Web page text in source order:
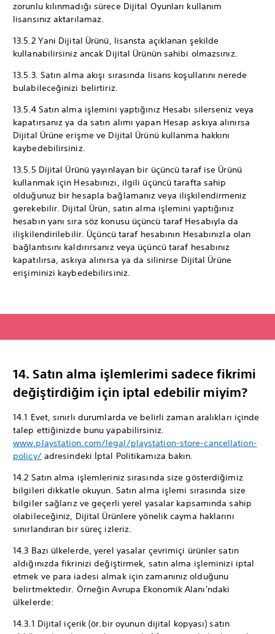
zorunlu kılınmadığı sürece Dijital Oyunları kullanım
lisansınız aktarılamaz.
13.5.2 Yani Dijital Ürünü, lisansta açıklanan şekilde
kullanabilirsiniz ancak Dijital Ürünün sahibi olmazsınız.
13.5.3. Satın alma akışı sırasında lisans koşullarını nerede
bulabileceğinizi belirtiriz.
13.5.4 Satın alma işlemini yaptığınız Hesabı silerseniz veya
kapatırsanız ya da satın alımı yapan Hesap askıya alınırsa
Dijital Ürüne erişme ve Dijital Ürünü kullanma hakkını
kaybedebilirsiniz.
13.5.5 Dijital Ürünü yayınlayan bir üçüncü taraf ise Ürünü
kullanmak için Hesabınızı, ilgili üçüncü tarafta sahip
olduğunuz bir hesapla bağlamanız veya ilişkilendirmeniz
gerekebilir. Dijital Ürün, satın alma işlemini yaptığınız
hesabın yanı sıra söz konusu üçüncü taraf Hesabıyla da
ilişkilendirilebilir. Üçüncü taraf hesabının Hesabınızla olan
bağlantısını kaldırırsanız veya üçüncü taraf hesabınız
kapatılırsa, askıya alınırsa ya da silinirse Dijital Ürüne
erişiminizi kaybedebilirsiniz.
14. Satın alma işlemlerimi sadece fikrimi
değiştirdiğim için iptal edebilir miyim?
14.1 Evet, sınırlı durumlarda ve belirli zaman aralıkları içinde
talep ettiğinizde bunu yapabilirsiniz.
www.playstation.com/legal/playstation-store-cancellation-
policy/adresindeki İptal Politikamıza bakın.
14.2 Satın alma işlemleriniz sırasında size gösterdiğimiz
bilgileri dikkatle okuyun. Satın alma işlemi sırasında size
bilgiler sağlarız ve geçerli yerel yasalar kapsamında sahip
olabileceğiniz, Dijital Ürünlere yönelik cayma haklarını
sınırlandıran bir süreç izleriz.
14.3 Bazı ülkelerde, yerel yasalar çevrimiçi ürünler satın
aldığınızda fikrinizi değiştirmek, satın alma işleminizi iptal
etmek ve para iadesi almak için zamanınız olduğunu
belirtmektedir. Örneğin Avrupa Ekonomik Alanı'ndaki
ülkelerde:
14.3.1 Dijital içerik (ör.bir oyunun dijital kopyası) satın